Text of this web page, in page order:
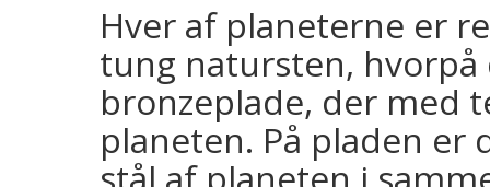
Hver af planeterne er
tung natursten,
bronzeplade, der med
planeten. På pladen